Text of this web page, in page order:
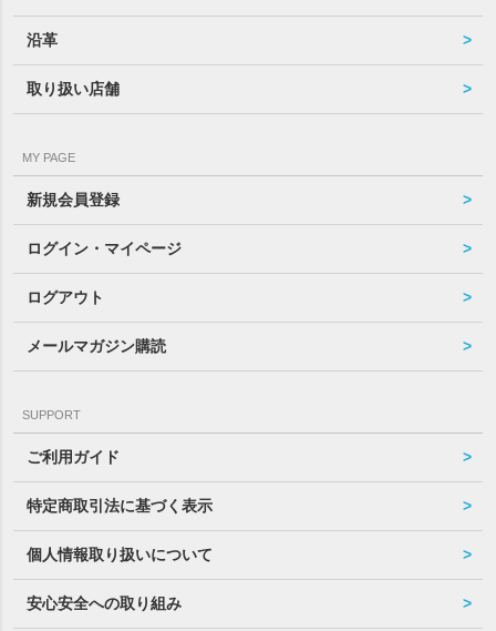
沿革
取り扱い店舗
MY PAGE
新規会員登録
ログイン・マイページ
ログアウト
メールマガジン購読
SUPPORT
ご利用ガイド
特定商取引法に基づく表示
個人情報取り扱いについて
安心安全への取り組み